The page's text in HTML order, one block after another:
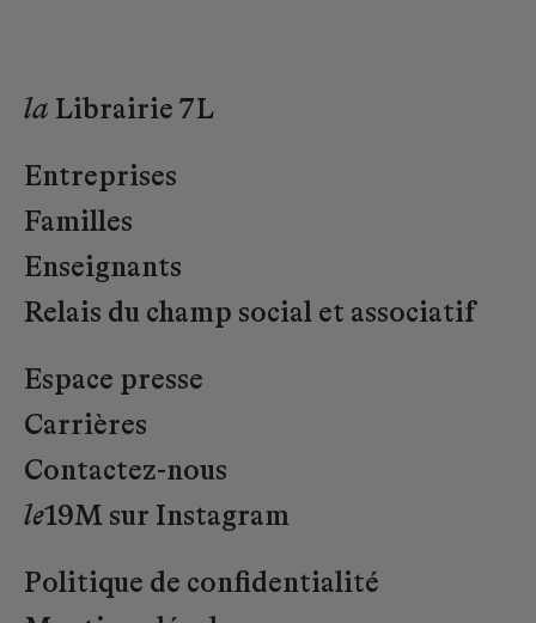
la Librairie 7L
Entreprises
Familles
Enseignants
Relais du champ social et associatif
Espace presse
Carrières
Contactez-nous
le19M sur Instagram
Politique de confidentialité